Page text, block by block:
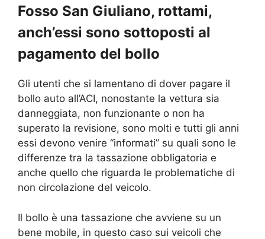
Fosso San Giuliano, rottami,
anch’essi sono sottoposti al
pagamento del bollo
Gli utenti che si lamentano di dover pagare il
bollo auto all’ACI, nonostante la vettura sia
danneggiata, non funzionante o non ha
superato la revisione, sono molti e tutti gli anni
essi devono venire “informati” su quali sono le
differenze tra la tassazione obbligatoria e
anche quello che riguarda le problematiche di
non circolazione del veicolo.
Il bollo è una tassazione che avviene su un
bene mobile, in questo caso sui veicoli che